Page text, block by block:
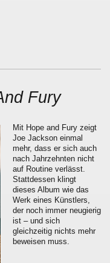
Fury
Mit Hope and Fury zeigt
Joe Jackson einmal
mehr, dass er sich auch
nach Jahrzehnten nicht
auf Routine verlässt.
Stattdessen klingt
dieses Album wie das
Werk eines Künstlers,
der noch immer neugierig
ist – und sich
gleichzeitig nichts mehr
beweisen muss.